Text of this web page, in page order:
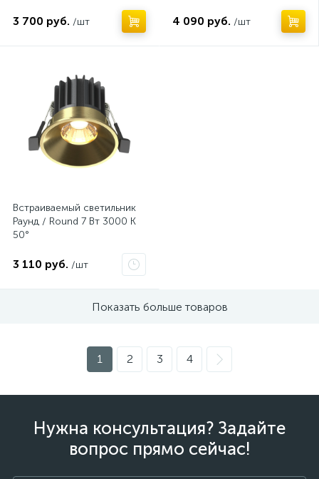
3 700 руб. /шт 4 090 руб. /шт
Встраиваемый светильник
Раунд / Round 7 Вт 3000 К
50°
3 110 руб. /шт
Показать больше товаров
1 2 3 4
Нужна консультация? Задайте
вопрос прямо сейчас!